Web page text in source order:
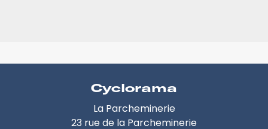
Cyclorama
La Parcheminerie
23 rue de la Parcheminerie